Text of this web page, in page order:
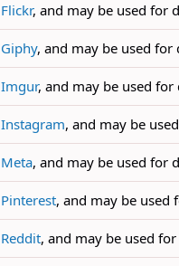
Flickr, and may be used for
Giphy, and may be used
Imgur, and may be used
Instagram, and may be
Meta, and may be used for
Pinterest, and may be used
Reddit, and may be used